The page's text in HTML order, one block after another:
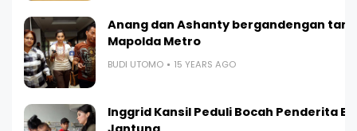
Anang dan Ashanty bergandengan
Mapolda Metro
BUDI UTOMO 15 YEARS AGO
Inggrid Kansil Peduli Bocah Penderita